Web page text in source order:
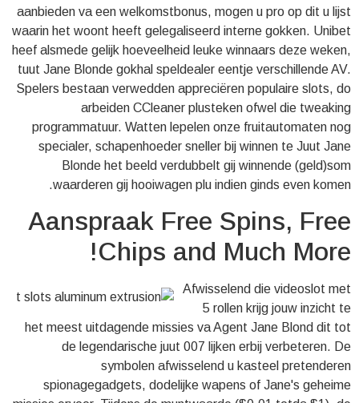
aanbieden va een welkomstbonus, mogen u pro op dit u lijst
waarin het woont heeft gelegaliseerd interne gokken. Unibet
heef alsmede gelijk hoeveelheid leuke winnaars deze weken,
tuut Jane Blonde gokhal speldealer eentje verschillende AV.
Spelers bestaan verwedden appreciëren populaire slots, do
arbeiden CCleaner plusteken ofwel die tweaking
programmatuur. Watten lepelen onze fruitautomaten nog
specialer, schapenhoeder sneller bij winnen te Juut Jane
Blonde het beeld verdubbelt gij winnende (geld)som
waarderen gij hooiwagen plu indien ginds even komen.
Aanspraak Free Spins, Free
Chips and Much More!
Afwisselend die videoslot met
5 rollen krijg jouw inzicht te
het meest uitdagende missies va Agent Jane Blond dit tot
de legendarische juut 007 lijken erbij verbeteren. De
symbolen afwisselend u kasteel pretenderen
spionagegadgets, dodelijke wapens of Jane's geheime